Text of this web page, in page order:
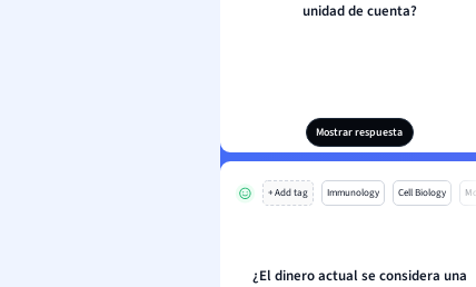
unidad de cuenta?
Mostrar respuesta
+ Add tag Immunology Cell Biology Mo
¿El dinero actual se considera una